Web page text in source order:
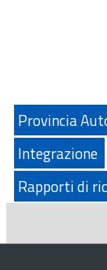
Provincia
Integrazione
Rapporti di
News